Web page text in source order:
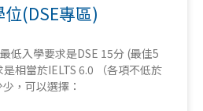
(DSE專區)
低入學要求是DSE 15分 (最佳5
相當於IELTS 6.0 （各項不低於
，可以選擇：